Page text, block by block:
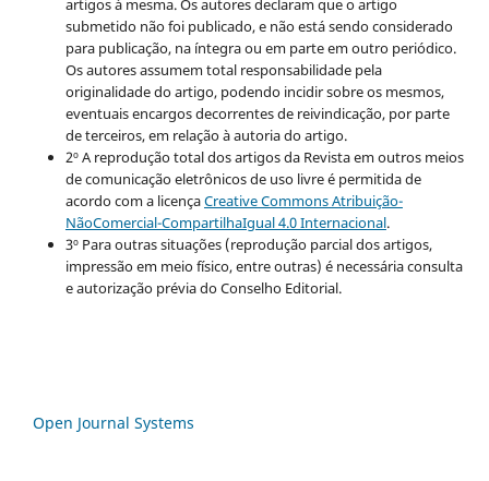
artigos à mesma. Os autores declaram que o artigo
submetido não foi publicado, e não está sendo considerado
para publicação, na íntegra ou em parte em outro periódico.
Os autores assumem total responsabilidade pela
originalidade do artigo, podendo incidir sobre os mesmos,
eventuais encargos decorrentes de reivindicação, por parte
de terceiros, em relação à autoria do artigo.
2º A reprodução total dos artigos da Revista em outros meios
de comunicação eletrônicos de uso livre é permitida de
acordo com a licençaCreative Commons Atribuição-
NãoComercial-CompartilhaIgual 4.0 Internacional.
3º Para outras situações (reprodução parcial dos artigos,
impressão em meio físico, entre outras) é necessária consulta
e autorização prévia do Conselho Editorial.
Open Journal Systems